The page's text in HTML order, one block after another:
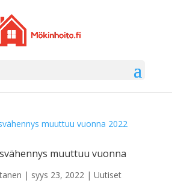
muuttuu vuonna
| syys 23, 2022| Uutiset